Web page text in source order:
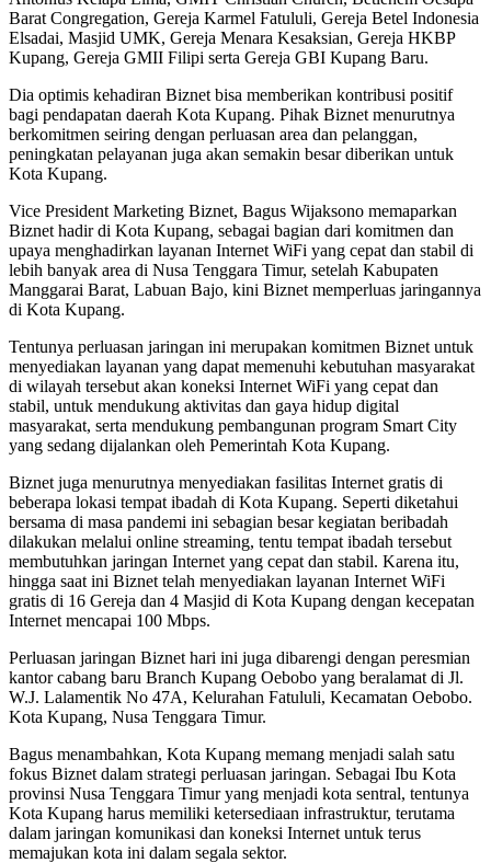
Barat Congregation, Gereja Karmel Fatululi, Gereja Betel Indonesia
Elsadai, Masjid UMK, Gereja Menara Kesaksian, Gereja HKBP
Kupang, Gereja GMII Filipi serta Gereja GBI Kupang Baru.
Dia optimis kehadiran Biznet bisa memberikan kontribusi positif
bagi pendapatan daerah Kota Kupang. Pihak Biznet menurutnya
berkomitmen seiring dengan perluasan area dan pelanggan,
peningkatan pelayanan juga akan semakin besar diberikan untuk
Kota Kupang.
Vice President Marketing Biznet, Bagus Wijaksono memaparkan
Biznet hadir di Kota Kupang, sebagai bagian dari komitmen dan
upaya menghadirkan layanan Internet WiFi yang cepat dan stabil di
lebih banyak area di Nusa Tenggara Timur, setelah Kabupaten
Manggarai Barat, Labuan Bajo, kini Biznet memperluas jaringannya
di Kota Kupang.
Tentunya perluasan jaringan ini merupakan komitmen Biznet untuk
menyediakan layanan yang dapat memenuhi kebutuhan masyarakat
di wilayah tersebut akan koneksi Internet WiFi yang cepat dan
stabil, untuk mendukung aktivitas dan gaya hidup digital
masyarakat, serta mendukung pembangunan program Smart City
yang sedang dijalankan oleh Pemerintah Kota Kupang.
Biznet juga menurutnya menyediakan fasilitas Internet gratis di
beberapa lokasi tempat ibadah di Kota Kupang. Seperti diketahui
bersama di masa pandemi ini sebagian besar kegiatan beribadah
dilakukan melalui online streaming, tentu tempat ibadah tersebut
membutuhkan jaringan Internet yang cepat dan stabil. Karena itu,
hingga saat ini Biznet telah menyediakan layanan Internet WiFi
gratis di 16 Gereja dan 4 Masjid di Kota Kupang dengan kecepatan
Internet mencapai 100 Mbps.
Perluasan jaringan Biznet hari ini juga dibarengi dengan peresmian
kantor cabang baru Branch Kupang Oebobo yang beralamat di Jl.
W.J. Lalamentik No 47A, Kelurahan Fatululi, Kecamatan Oebobo.
Kota Kupang, Nusa Tenggara Timur.
Bagus menambahkan, Kota Kupang memang menjadi salah satu
fokus Biznet dalam strategi perluasan jaringan. Sebagai Ibu Kota
provinsi Nusa Tenggara Timur yang menjadi kota sentral, tentunya
Kota Kupang harus memiliki ketersediaan infrastruktur, terutama
dalam jaringan komunikasi dan koneksi Internet untuk terus
memajukan kota ini dalam segala sektor.